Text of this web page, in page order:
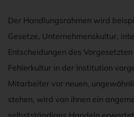
Der Handlungsrahmen wird
Gesetze, Unternehmenskultur,
Entscheidungen des
Fehlerkultur in der Institution
Mitarbeiter vor neuen,
stehen, wird von ihnen ein
selbstständiges Handeln